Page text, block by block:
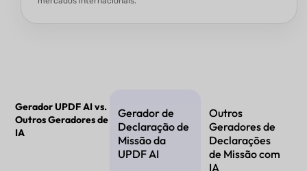
Gerador UPDF AI vs.
Outros Geradores de
IA
Gerador de
Declaração de
Missão da
UPDF AI
Outros
Geradores de
Declarações
de Missão com
IA